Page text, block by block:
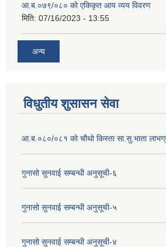
आ.ब.०७९/०८० को एकिकृत आय व्यय विवरण
मिति: 07/16/2023 - 13:55
अन्य
विधुतीय शुसासन सेवा
आ.ब.०८०/०८१ को चौथो किस्ता सा.सु.भाता
गुनासो सुनवाई सम्बन्धी अनुसूची-६
गुनासो सुनवाई सम्बन्धी अनुसूची-५
गुनासो सुनवाई सम्बन्धी अनुसूची-४